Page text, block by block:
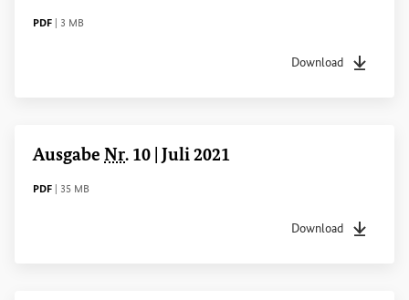
DATEITYP
PDF Dateigröße
3 MB
Download
Dateityppdf
Ausgabe Nr. 10 | Juli 2021
DATEITYP
PDF Dateigröße
35 MB
Download
Dateityppdf